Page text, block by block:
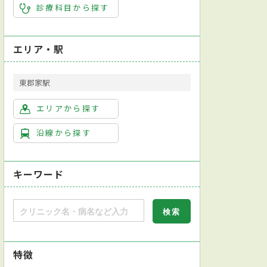
診療科目から探す
エリア・駅
東郡家駅
エリアから探す
沿線から探す
キーワード
特徴